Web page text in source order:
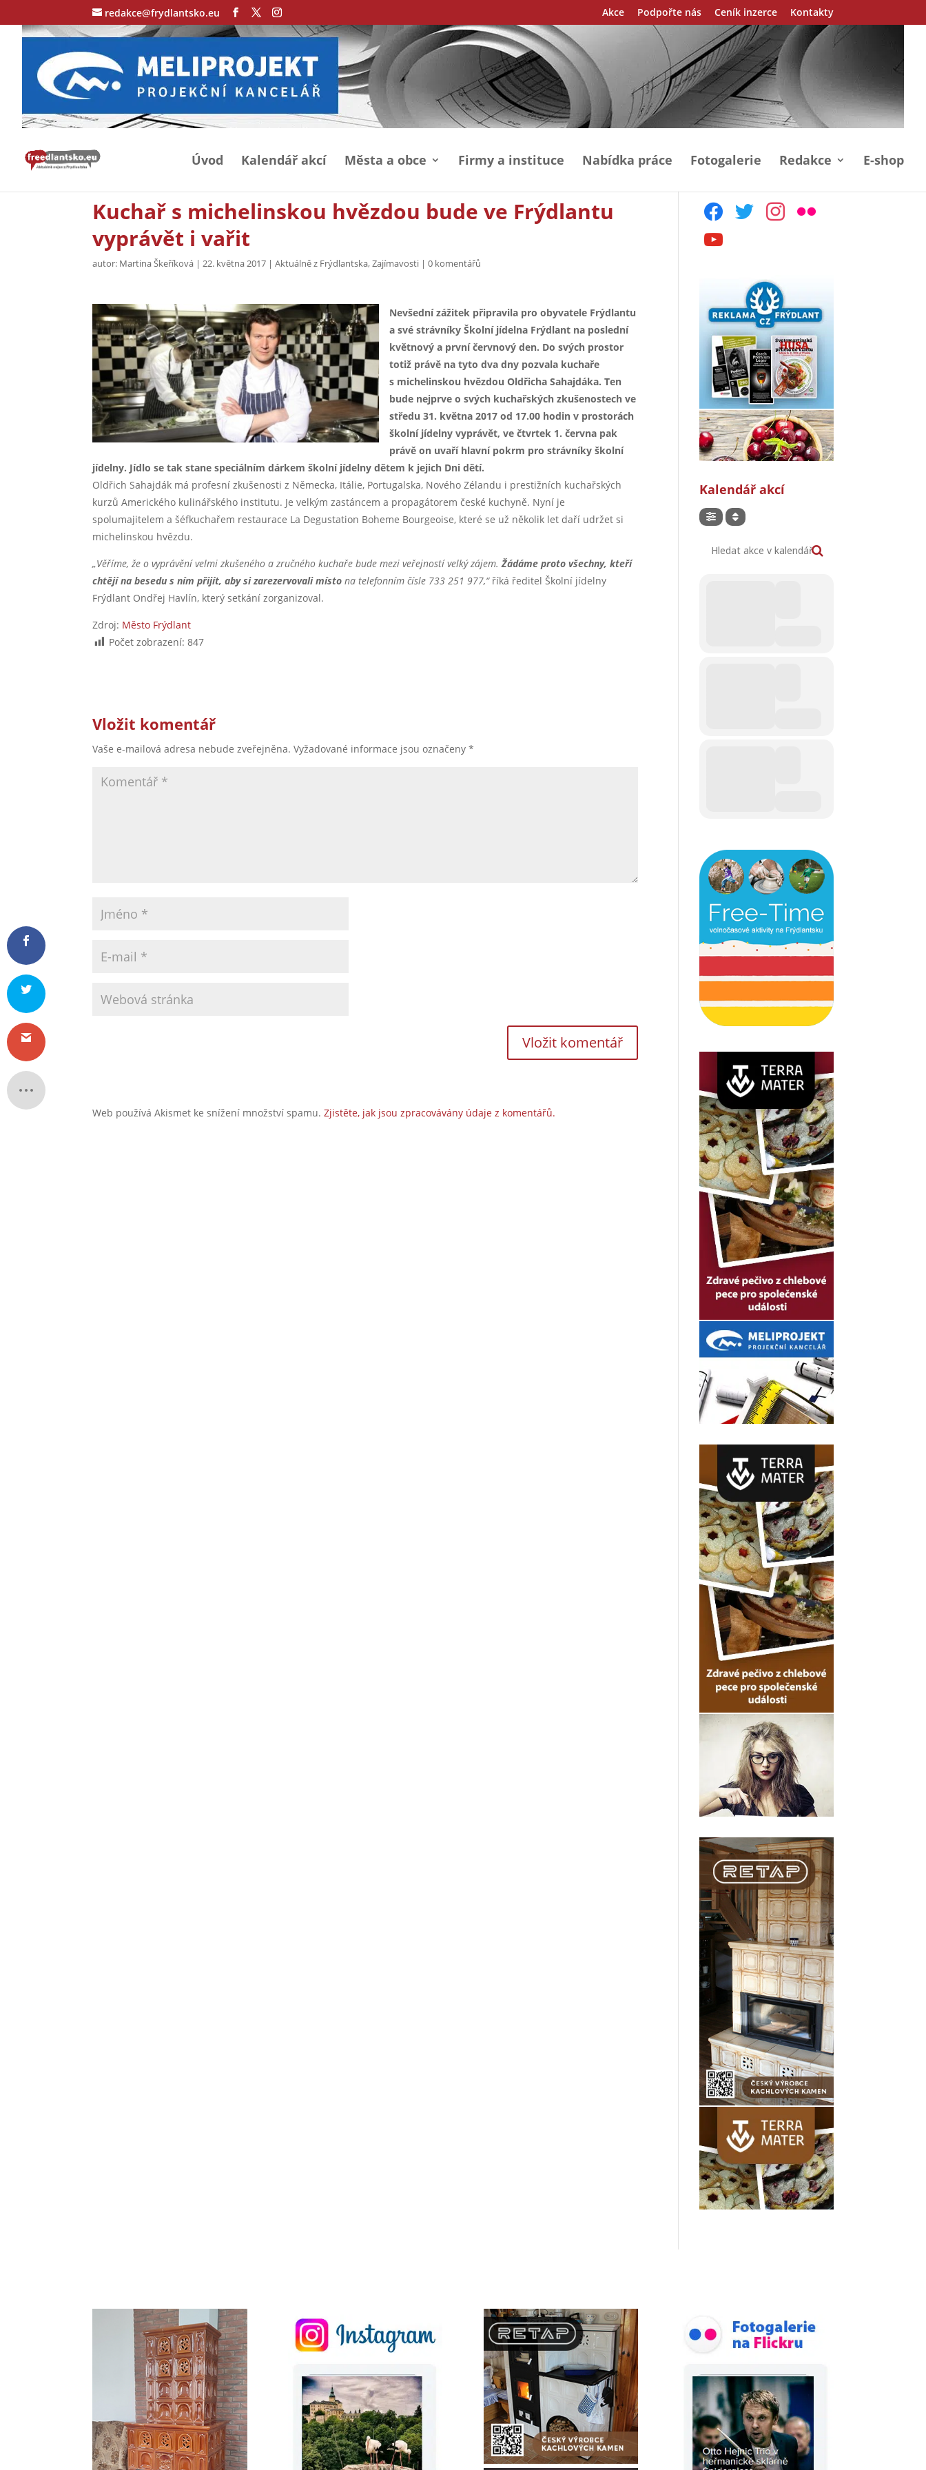
redakce@frydlantsko.eu Akce Podpořte nás Ceník inzerce Kontakty
Úvod Kalendář akcí Města a obce Firmy a instituce Nabídka práce Fotogalerie Redakce E-shop
Kuchař s michelinskou hvězdou bude ve Frýdlantu
vyprávět i vařit
autor: Martina Škeříková |22. května 2017 |Aktuálně z Frýdlantska,Zajímavosti |0 komentářů
Nevšední zážitek připravila pro obyvatele Frýdlantu
a své strávníky Školní jídelna Frýdlant na poslední
květnový a první červnový den. Do svých prostor
totiž právě na tyto dva dny pozvala kuchaře
s michelinskou hvězdou Oldřicha Sahajdáka. Ten
bude nejprve o svých kuchařských zkušenostech ve
středu 31. května 2017 od 17.00 hodin v prostorách
školní jídelny vyprávět, ve čtvrtek 1. června pak
právě on uvaří hlavní pokrm pro strávníky školní
jídelny. Jídlo se tak stane speciálním dárkem školní jídelny dětem k jejich Dni dětí.
Oldřich Sahajdák má profesní zkušenosti z Německa, Itálie, Portugalska, Nového Zélandu i prestižních kuchařských
kurzů Amerického kulinářského institutu. Je velkým zastáncem a propagátorem české kuchyně. Nyní je
spolumajitelem a šéfkuchařem restaurace La Degustation Boheme Bourgeoise, které se už několik let daří udržet si
michelinskou hvězdu.
„Věříme, že o vyprávění velmi zkušeného a zručného kuchaře bude mezi veřejností velký zájem.Žádáme proto všechny, kteří
chtějí na besedu s ním přijít, aby si zarezervovali místona telefonním čísle 733 251 977,“říká ředitel Školní jídelny
Frýdlant Ondřej Havlín, který setkání zorganizoval.
Zdroj: Město Frýdlant
Počet zobrazení: 847
Vložit komentář
Vaše e-mailová adresa nebude zveřejněna. Vyžadované informace jsou označeny*
Web používá Akismet ke snížení množství spamu.Zjistěte, jak jsou zpracovávány údaje z komentářů.
facebooktwitter instagram
flickr
youtube
Kalendář akcí